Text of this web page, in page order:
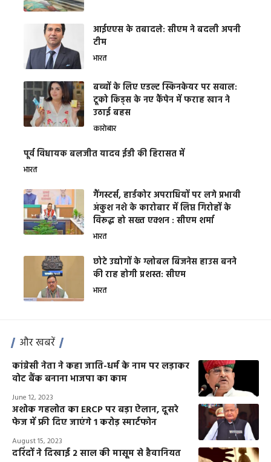
आईएएस के तबादले: सीएम ने बदली अपनी
टीम
भारत
बच्चों के लिए एडल्ट स्किनकेयर पर सवाल:
टूको किड्स के नए कैंपेन में फराह खान ने
उठाई बहस
कारोबार
पूर्व विधायक बलजीत यादव ईडी की हिरासत में
भारत
गैंगस्टर्स, हार्डकोर अपराधियों पर लगे प्रभावी
अंकुश नशे के कारोबार में लिप्त गिरोहों के
विरूद्ध हो सख्त एक्शन : सीएम शर्मा
भारत
छोटे उद्योगों के ग्लोबल बिजनेस हाउस बनने
की राह होगी प्रशस्त: सीएम
भारत
और खबरें
कांग्रेसी नेता ने कहा जाति-धर्म के नाम पर लड़ाकर
वोट बैंक बनाना भाजपा का काम
June 12, 2023
अशोक गहलोत का ERCP पर बड़ा ऐलान, दूसरे
फेज में फ्री दिए जाएंगे 1 करोड़ स्मार्टफोन
August 15, 2023
दरिंदों ने दिखाई 2 साल की मासूम से हैवानियत